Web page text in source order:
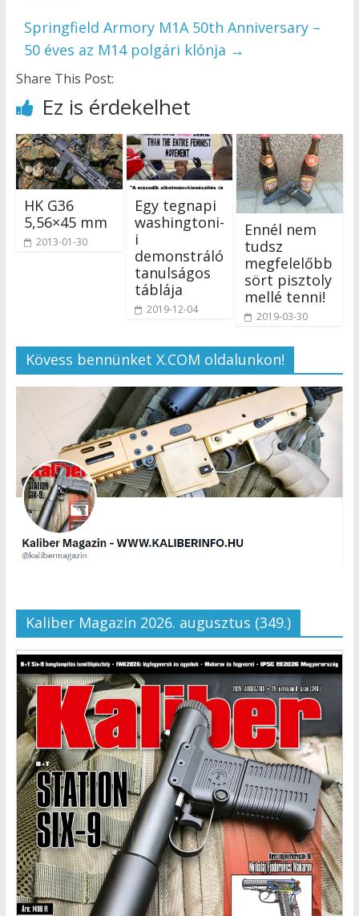
Springfield Armory M1A 50th Anniversary –
50 éves az M14 polgári klónja →
Share This Post:
Ez is érdekelhet
HK G36
5,56×45 mm
2013-01-30
Egy tegnapi
washingtoni-
i
demonstráló
tanulságos
táblája
2019-12-04
Ennél nem
tudsz
megfelelőbb
sört pisztoly
mellé tenni!
2019-03-30
Kövess bennünket X.COM oldalunkon!
Kaliber Magazin 2026. augusztus (349.)